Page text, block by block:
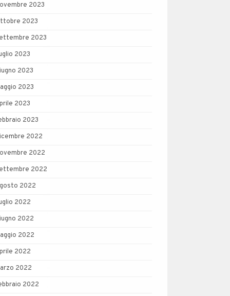
2023
2023
2023
2023
2023
2023
2023
2023
2022
2022
2022
2022
2022
2022
2022
2022
2022
2022